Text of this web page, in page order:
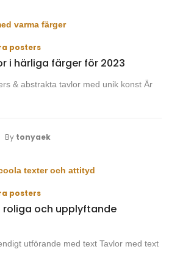
posters
i härliga färger för 2023
& abstrakta tavlor med unik konst Är
By tonyaek
posters
roliga och upplyftande
utförande med text Tavlor med text